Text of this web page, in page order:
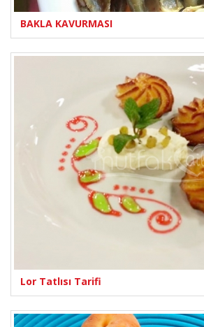
BAKLA KAVURMASI
Lor Tatlısı Tarifi